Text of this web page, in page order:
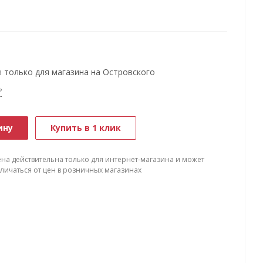
из прочной и износоустойчивой стали, что
установки изделия поставляются в комплекте, что
составляет 14 мм.
VESA: 75x75/100x100 мм.
для магазина на Островского
Купить в 1 клик
действительна только для интернет-магазина и может
от цен в розничных магазинах